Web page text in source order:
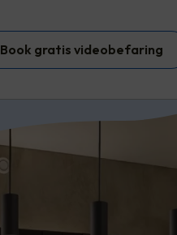
Book gratis videobefaring